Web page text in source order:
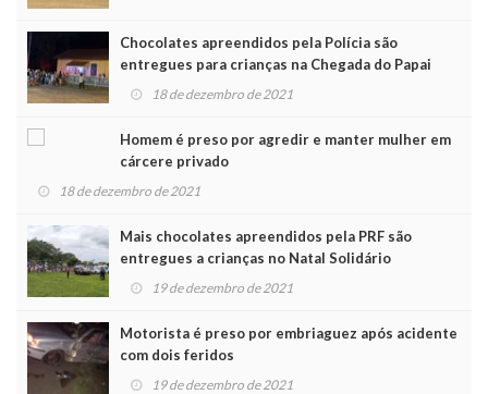
Chocolates apreendidos pela Polícia são
entregues para crianças na Chegada do Papai
Noel
18 de dezembro de 2021
Homem é preso por agredir e manter mulher em
cárcere privado
18 de dezembro de 2021
Mais chocolates apreendidos pela PRF são
entregues a crianças no Natal Solidário
19 de dezembro de 2021
Motorista é preso por embriaguez após acidente
com dois feridos
19 de dezembro de 2021